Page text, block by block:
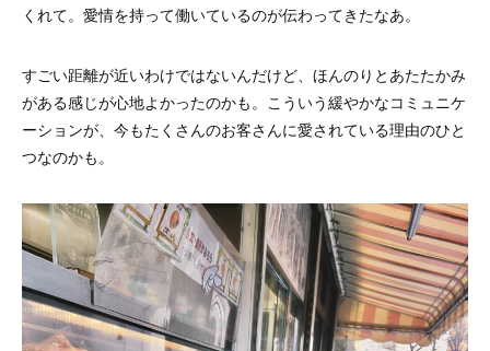
くれて。愛情を持って働いているのが伝わってきたなあ。
すごい距離が近いわけではないんだけど、ほんのりとあたたかみ
がある感じが心地よかったのかも。こういう緩やかなコミュニケ
ーションが、今もたくさんのお客さんに愛されている理由のひと
つなのかも。